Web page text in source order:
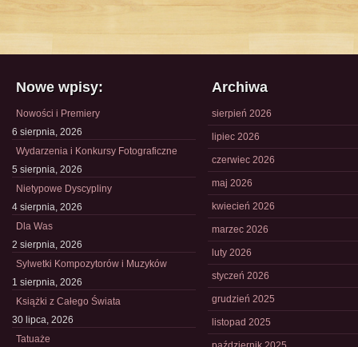
Nowe wpisy:
Nowości i Premiery
6 sierpnia, 2026
Wydarzenia i Konkursy Fotograficzne
5 sierpnia, 2026
Nietypowe Dyscypliny
4 sierpnia, 2026
Dla Was
2 sierpnia, 2026
Sylwetki Kompozytorów i Muzyków
1 sierpnia, 2026
Książki z Całego Świata
30 lipca, 2026
Tatuaże
Archiwa
sierpień 2026
lipiec 2026
czerwiec 2026
maj 2026
kwiecień 2026
marzec 2026
luty 2026
styczeń 2026
grudzień 2025
listopad 2025